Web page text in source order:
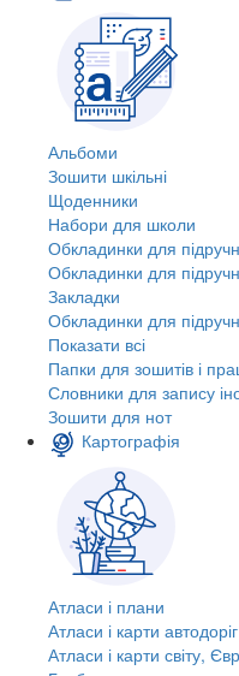
Альбоми
Зошити шкільні
Щоденники
Набори для школи
Обкладинки для
Обкладинки для
Закладки
Обкладинки для
Показати всі
Папки для зошитів і
Словники для запису
Зошити для нот
Картографія
Атласи і плани
Атласи і карти автодоріг
Атласи і карти світу,